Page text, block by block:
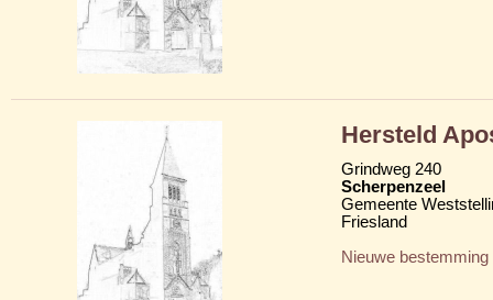
Hersteld
Grindweg 240
Scherpenzeel
Gemeente
Friesland
Nieuwe bestemming